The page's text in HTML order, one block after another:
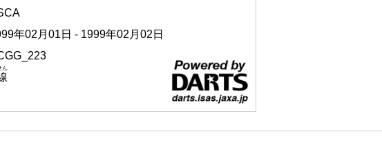
年02月01日 - 1999年02月02日
ん